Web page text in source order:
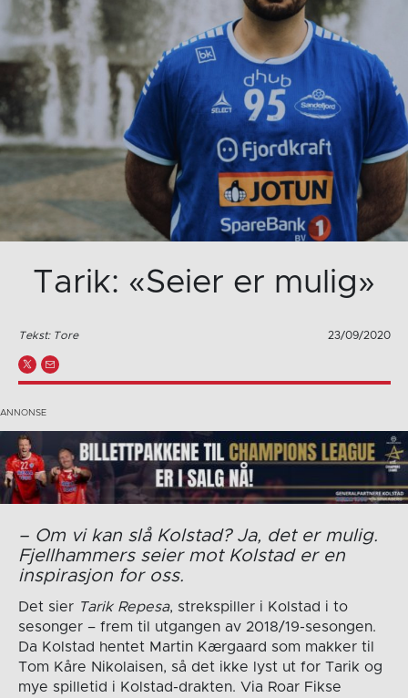
Tarik: «Seier er mulig»
Tekst: Tore 23/09/2020
– Om vi kan slå Kolstad? Ja, det er mulig.
Fjellhammers seier mot Kolstad er en
inspirasjon for oss.
Det sier Tarik Repesa, strekspiller i Kolstad i to
sesonger – frem til utgangen av 2018/19-sesongen.
Da Kolstad hentet Martin Kærgaard som makker til
Tom Kåre Nikolaisen, så det ikke lyst ut for Tarik og
mye spilletid i Kolstad-drakten. Via Roar Fikse